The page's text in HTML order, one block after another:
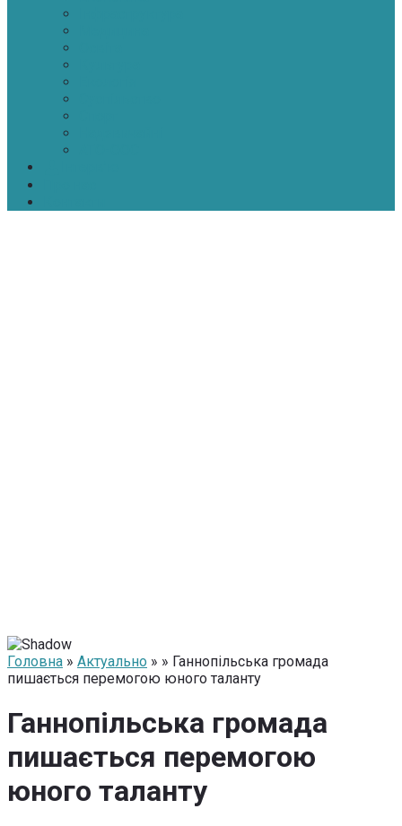
Головна » Актуально » » Ганнопільська громада
пишається перемогою юного таланту
Ганнопільська громада
пишається перемогою
юного таланту